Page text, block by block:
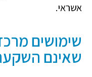
אשראי.
שימושים
שאינם